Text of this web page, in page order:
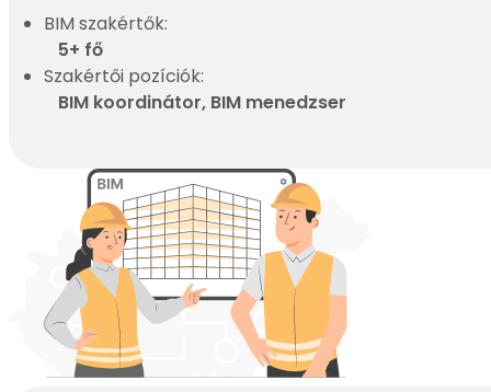
BIM szakértők:
5+ fő
Szakértői pozíciók:
BIM koordinátor, BIM menedzser